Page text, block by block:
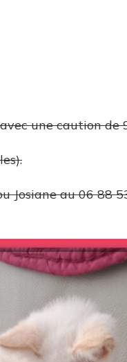
une caution de
Josiane au 06 88